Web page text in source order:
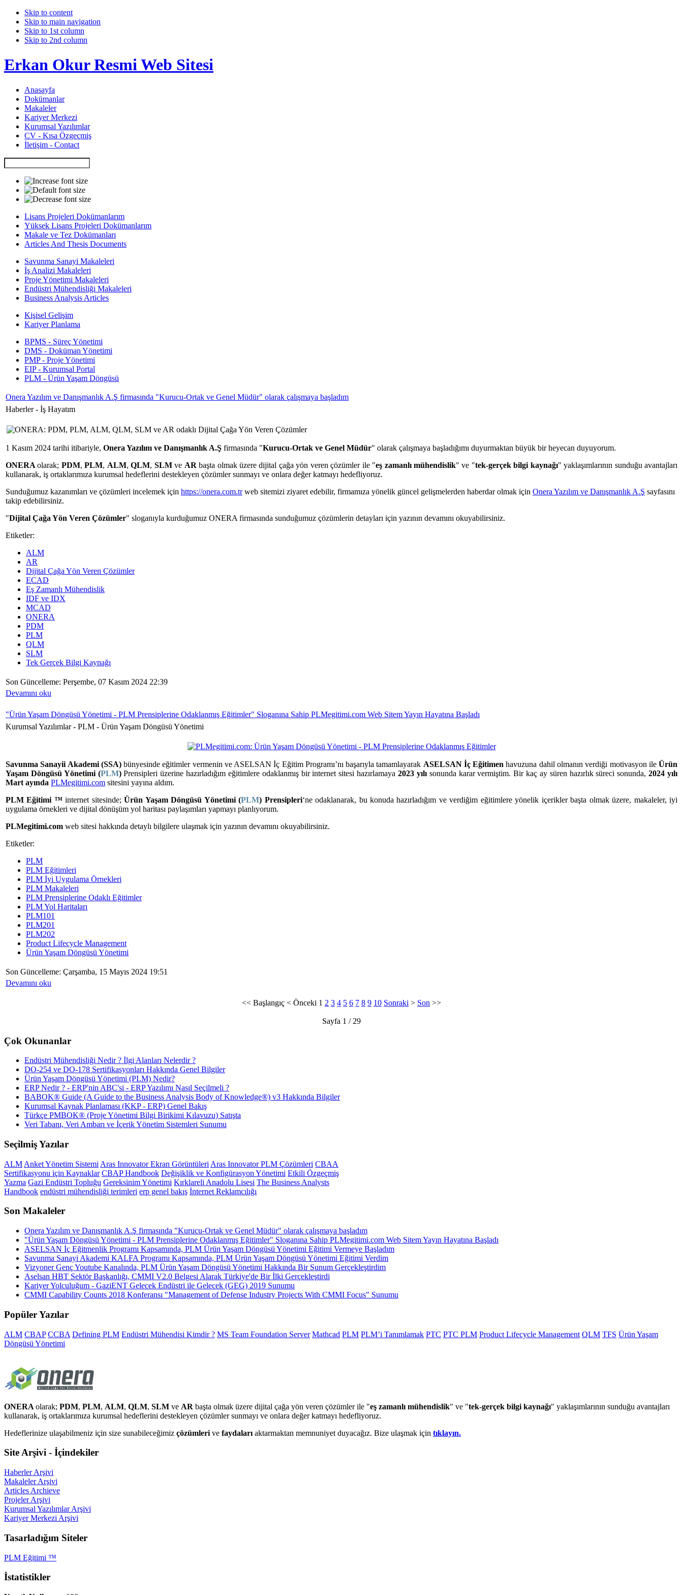
Skip to content
Skip to main navigation
Skip to 1st column
Skip to 2nd column
Erkan Okur Resmi Web Sitesi
Anasayfa
Dokümanlar
Makaleler
Kariyer Merkezi
Kurumsal Yazılımlar
CV - Kısa Özgeçmiş
İletişim - Contact
Lisans Projeleri Dokümanlarım
Yüksek Lisans Projeleri Dokümanlarım
Makale ve Tez Dokümanları
Articles And Thesis Documents
Savunma Sanayi Makaleleri
İş Analizi Makaleleri
Proje Yönetimi Makaleleri
Endüstri Mühendisliği Makaleleri
Business Analysis Articles
Kişisel Gelişim
Kariyer Planlama
BPMS - Süreç Yönetimi
DMS - Doküman Yönetimi
PMP - Proje Yönetimi
EIP - Kurumsal Portal
PLM - Ürün Yaşam Döngüsü
Onera Yazılım ve Danışmanlık A.Ş firmasında "Kurucu-Ortak ve Genel Müdür" olarak çalışmaya başladım
Haberler - İş Hayatım
1 Kasım 2024 tarihi itibariyle, Onera Yazılım ve Danışmanlık A.Ş firmasında "Kurucu-Ortak ve Genel Müdür" olarak çalışmaya başladığımı duyurmaktan büyük bir heyecan duyuyorum.
ONERA olarak; PDM, PLM, ALM, QLM, SLM ve AR başta olmak üzere dijital çağa yön veren çözümler ile "eş zamanlı mühendislik" ve "tek-gerçek bilgi kaynağı" yaklaşımlarının sunduğu avantajları
kullanarak, iş ortaklarımıza kurumsal hedeflerini destekleyen çözümler sunmayı ve onlara değer katmayı hedefliyoruz.
Sunduğumuz kazanımları ve çözümleri incelemek için https://onera.com.tr web sitemizi ziyaret edebilir, firmamıza yönelik güncel gelişmelerden haberdar olmak için Onera Yazılım ve Danışmanlık A.Ş sayfasını
takip edebilirsiniz.
"Dijital Çağa Yön Veren Çözümler" sloganıyla kurduğumuz ONERA firmasında sunduğumuz çözümlerin detayları için yazının devamını okuyabilirsiniz.
Etiketler:
ALM
AR
Dijital Çağa Yön Veren Çözümler
ECAD
Eş Zamanlı Mühendislik
IDF ve IDX
MCAD
ONERA
PDM
PLM
QLM
SLM
Tek Gerçek Bilgi Kaynağı
Son Güncelleme: Perşembe, 07 Kasım 2024 22:39
Devamını oku
"Ürün Yaşam Döngüsü Yönetimi - PLM Prensiplerine Odaklanmış Eğitimler" Sloganına Sahip PLMegitimi.com Web Sitem Yayın Hayatına Başladı
Kurumsal Yazılımlar - PLM - Ürün Yaşam Döngüsü Yönetimi
Savunma Sanayii Akademi (SSA)bünyesinde eğitimler vermenin ve ASELSAN İç Eğitim Programı’nı başarıyla tamamlayarak ASELSAN İç Eğitimen havuzuna dahil olmanın verdiği motivasyon ileÜrün
Yaşam Döngüsü Yönetimi (PLM)Prensipleri üzerine hazırladığım eğitimlere odaklanmış bir internet sitesi hazırlamaya2023 yılısonunda karar vermiştim. Bir kaç ay süren hazırlık süreci sonunda,2024 yılı
Mart ayında PLMegitimi.com sitesini yayına aldım.
PLM Eğitimi ™internet sitesinde;Ürün Yaşam Döngüsü Yönetimi (PLM) Prensipleri‘ne odaklanarak, bu konuda hazırladığım ve verdiğim eğitimlere yönelik içerikler başta olmak üzere, makaleler, iyi
uygulama örnekleri ve dijital dönüşüm yol haritası paylaşımları yapmayı planlıyorum.
PLMegitimi.com web sitesi hakkında detaylı bilgilere ulaşmak için yazının devamını okuyabilirsiniz.
Etiketler:
PLM
PLM Eğitimleri
PLM İyi Uygulama Örnekleri
PLM Makaleleri
PLM Prensiplerine Odaklı Eğitimler
PLM Yol Haritaları
PLM101
PLM201
PLM202
Product Lifecycle Management
Ürün Yaşam Döngüsü Yönetimi
Son Güncelleme: Çarşamba, 15 Mayıs 2024 19:51
Devamını oku
<< Başlangıç < Önceki 1 2 3 4 5 6 7 8 9 10 Sonraki > Son >>
Sayfa 1 / 29
Çok Okunanlar
Endüstri Mühendisliği Nedir ? İlgi Alanları Nelerdir ?
DO-254 ve DO-178 Sertifikasyonları Hakkında Genel Bilgiler
Ürün Yaşam Döngüsü Yönetimi (PLM) Nedir?
ERP Nedir ? - ERP'nin ABC'si - ERP Yazılımı Nasıl Seçilmeli ?
BABOK® Guide (A Guide to the Business Analysis Body of Knowledge®) v3 Hakkında Bilgiler
Kurumsal Kaynak Planlaması (KKP - ERP) Genel Bakış
Türkçe PMBOK® (Proje Yönetimi Bilgi Birikimi Kılavuzu) Satışta
Veri Tabanı, Veri Ambarı ve İçerik Yönetim Sistemleri Sunumu
Seçilmiş Yazılar
ALM Anket Yönetim Sistemi Aras Innovator Ekran Görüntüleri Aras Innovator PLM Çözümleri CBAA
Sertifikasyonu için Kaynaklar CBAP Handbook Değişiklik ve Konfigürasyon Yönetimi Etkili Özgeçmiş
Yazma Gazi Endüstri Topluğu Gereksinim Yönetimi Kırklareli Anadolu Lisesi The Business Analysts
Handbook endüstri mühendisliği terimleri erp genel bakış İnternet Reklamcılığı
Son Makaleler
Onera Yazılım ve Danışmanlık A.Ş firmasında "Kurucu-Ortak ve Genel Müdür" olarak çalışmaya başladım
"Ürün Yaşam Döngüsü Yönetimi - PLM Prensiplerine Odaklanmış Eğitimler" Sloganına Sahip PLMegitimi.com Web Sitem Yayın Hayatına Başladı
ASELSAN İç Eğitmenlik Programı Kapsamında, PLM Ürün Yaşam Döngüsü Yönetimi Eğitimi Vermeye Başladım
Savunma Sanayi Akademi KALFA Programı Kapsamında, PLM Ürün Yaşam Döngüsü Yönetimi Eğitimi Verdim
Vizyoner Genç Youtube Kanalında, PLM Ürün Yaşam Döngüsü Yönetimi Hakkında Bir Sunum Gerçekleştirdim
Aselsan HBT Sektör Başkanlığı, CMMI V2.0 Belgesi Alarak Türkiye'de Bir İlki Gerçekleştirdi
Kariyer Yolculuğum - GaziENT Gelecek Endüstri ile Gelecek (GEG) 2019 Sunumu
CMMI Capability Counts 2018 Konferansı "Management of Defense Industry Projects With CMMI Focus" Sunumu
Popüler Yazılar
ALM CBAP CCBA Defining PLM Endüstri Mühendisi Kimdir ? MS Team Foundation Server Mathcad PLM PLM’i Tanımlamak PTC PTC PLM Product Lifecycle Management QLM TFS Ürün Yaşam
Döngüsü Yönetimi
ONERA olarak; PDM, PLM, ALM, QLM, SLM ve AR başta olmak üzere dijital çağa yön veren çözümler ile "eş zamanlı mühendislik" ve "tek-gerçek bilgi kaynağı" yaklaşımlarının sunduğu avantajları
kullanarak, iş ortaklarımıza kurumsal hedeflerini destekleyen çözümler sunmayı ve onlara değer katmayı hedefliyoruz.
Hedeflerinize ulaşabilmeniz için size sunabileceğimiz çözümleri ve faydaları aktarmaktan memnuniyet duyacağız. Bize ulaşmak için tıklayın.
Site Arşivi - İçindekiler
Haberler Arşivi
Makaleler Arşivi
Articles Archieve
Projeler Arşivi
Kurumsal Yazılımlar Arşivi
Kariyer Merkezi Arşivi
Tasarladığım Siteler
PLM Eğitimi ™
İstatistikler